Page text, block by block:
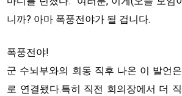
니까? 아마 폭풍전야가 될 겁니다.
폭풍전야!
군 수뇌부와의 회동 직후 나온 이 발언
로 연결됐다.특히 직전 회의장에서 더